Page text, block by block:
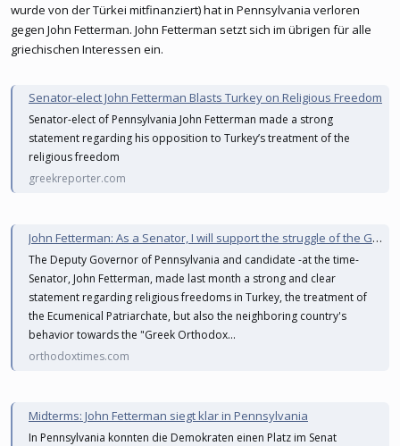
wurde von der Türkei mitfinanziert) hat in Pennsylvania verloren
gegen John Fetterman. John Fetterman setzt sich im übrigen für alle
griechischen Interessen ein.
Senator-elect John Fetterman Blasts Turkey on Religious Freedom
Senator-elect of Pennsylvania John Fetterman made a strong
statement regarding his opposition to Turkey’s treatment of the
religious freedom
greekreporter.com
John Fetterman: As a Senator, I will support the struggle of the Greek Orthodox – Hagia Sophia must become a Museum
The Deputy Governor of Pennsylvania and candidate -at the time-
Senator, John Fetterman, made last month a strong and clear
statement regarding religious freedoms in Turkey, the treatment of
the Ecumenical Patriarchate, but also the neighboring country's
behavior towards the "Greek Orthodox...
orthodoxtimes.com
Midterms: John Fetterman siegt klar in Pennsylvania
In Pennsylvania konnten die Demokraten einen Platz im Senat